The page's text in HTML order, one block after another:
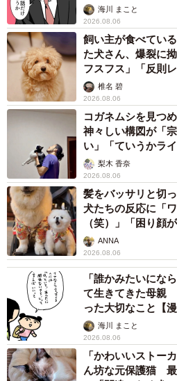
海川 まこと
2026.08.06
飼い主が食べてい
た犬さん、爆裂に
フスフス」「反則レ
椎名 碧
2026.08.06
コガネムシを見つ
神々しい構図が「
い」「ていうかラ
梨木 香奈
2026.08.06
髪をバッサリと切
犬たちの反応に「
（笑）」「困り顔
ANNA
2026.08.06
「誰かみたいにな
て生きてきた母親
った大切なこと【漫
海川 まこと
2026.08.06
「かわいいストー
ん坊な元保護猫